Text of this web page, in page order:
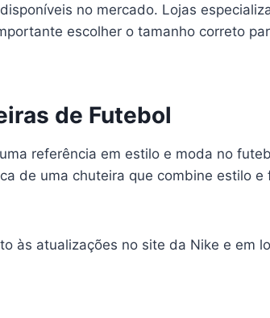
no mercado. Lojas
escolher o tamanho correto
de Futebol
referência em estilo e moda no
de uma chuteira que combine estilo e
às atualizações no site da Nike e em